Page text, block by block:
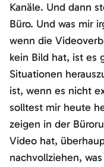
Kanäle. Und dann
Büro. Und was mir
wenn die
kein Bild hat, ist es
Situationen
ist, wenn es nicht
solltest mir heute
zeigen in der
Video hat,
nachvollziehen,